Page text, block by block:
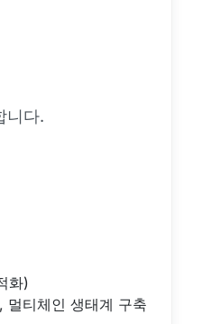
니다.
화)
멀티체인 생태계 구축